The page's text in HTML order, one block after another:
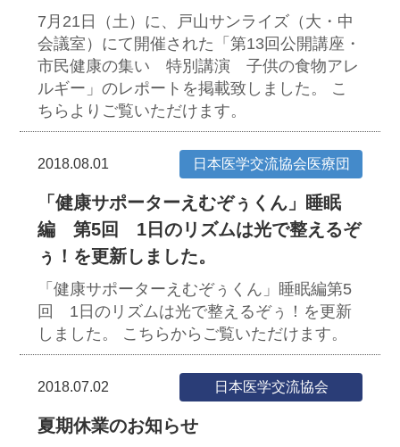
7月21日（土）に、戸山サンライズ（大・中
会議室）にて開催された「第13回公開講座・
市民健康の集い 特別講演 子供の食物アレ
ルギー」のレポートを掲載致しました。
こ
ちらよりご覧いただけます。
2018.08.01 日本医学交流協会医療団
「健康サポーターえむぞぅくん」睡眠
編 第5回 1日のリズムは光で整えるぞ
ぅ！を更新しました。
「健康サポーターえむぞぅくん」睡眠編第5
回 1日のリズムは光で整えるぞぅ！を更新
しました。 こちらからご覧いただけます。
2018.07.02 日本医学交流協会
夏期休業のお知らせ